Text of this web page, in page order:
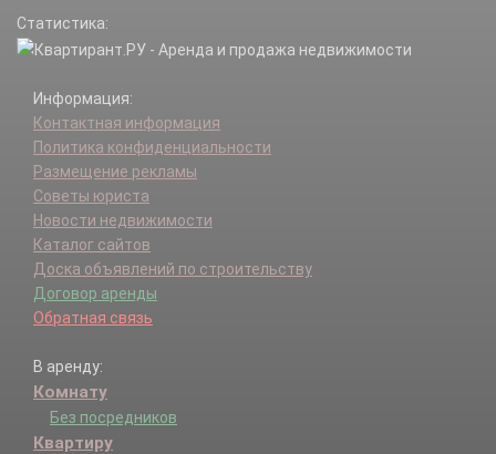
Статистика:
Информация:
Контактная информация
Политика конфиденциальности
Размещение рекламы
Советы юриста
Новости недвижимости
Каталог сайтов
Доска объявлений по строительству
Договор аренды
Обратная связь
В аренду:
Комнату
Без посредников
Квартиру